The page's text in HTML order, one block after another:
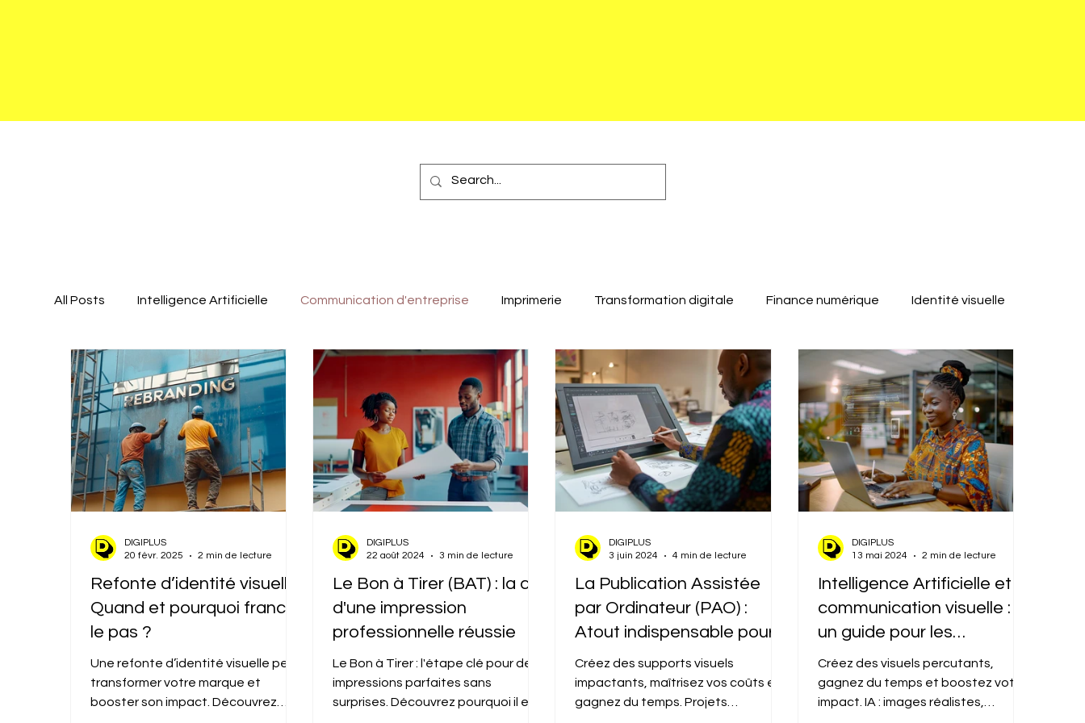
All Posts Intelligence Artificielle Communication d'entreprise Imprimerie Transformation digitale Finance numérique Identité visuelle
Refonte d’identité visuelle :
Quand et pourquoi franchir
le pas ?
Une refonte d’identité visuelle peut
transformer votre marque et
booster son impact. Découvrez
DIGIPLUS
20 févr. 2025
2 min de lecture
Le Bon à Tirer (BAT) : la clé
d'une impression
professionnelle réussie
Le Bon à Tirer : l'étape clé pour des
impressions parfaites sans
surprises. Découvrez pourquoi il est
DIGIPLUS
22 août 2024
3 min de lecture
La Publication Assistée
par Ordinateur (PAO) :
Atout indispensable pour
les entreprises, expertise
professionnelle pour des
résultats exceptionnels
Créez des supports visuels
impactants, maîtrisez vos coûts et
gagnez du temps. Projets
DIGIPLUS
3 juin 2024
4 min de lecture
Intelligence Artificielle et
communication visuelle :
un guide pour les
entreprises
Créez des visuels percutants,
gagnez du temps et boostez votre
impact. IA : images réalistes,
DIGIPLUS
13 mai 2024
2 min de lecture